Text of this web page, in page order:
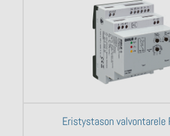
Eristystason valvontarele